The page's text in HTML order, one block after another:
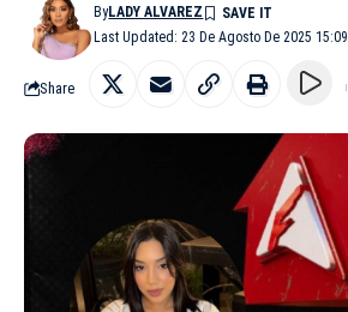
Last Updated: 23 De Agosto De 2025 15:09
ByLADY ALVAREZ
Share